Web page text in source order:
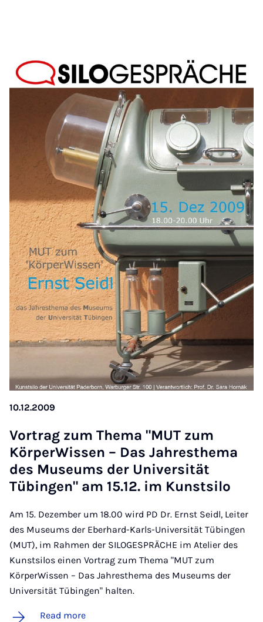
10.12.2009
Vor­trag zum Thema "MUT zum
Körper­Wis­sen – Das Jahresthema
des Mu­seums der Uni­versität
Tübin­gen" am 15.12. im Kun­stsilo
Am 15. Dezember um 18.00 wird PD Dr. Ernst Seidl, Leiter
des Museums der Eberhard-Karls-Universität Tübingen
(MUT), im Rahmen der SILOGESPRÄCHE im Atelier des
Kunstsilos einen Vortrag zum Thema "MUT zum
KörperWissen – Das Jahresthema des Museums der
Universität Tübingen" halten.
Read more